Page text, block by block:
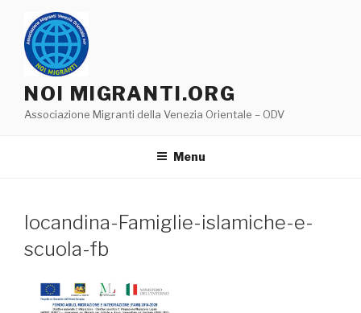
contenuto
NOI MIGRANTI.ORG
Associazione Migranti della Venezia Orientale – ODV
Menu
locandina-Famiglie-islamiche-e-
scuola-fb